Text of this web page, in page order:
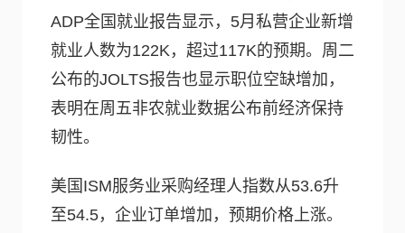
ADP全国就业报告显示，5月私营企业新增
就业人数为122K，超过117K的预期。周二
公布的JOLTS报告也显示职位空缺增加，
表明在周五非农就业数据公布前经济保持
韧性。
美国ISM服务业采购经理人指数从53.6升
至54.5，企业订单增加，预期价格上涨。